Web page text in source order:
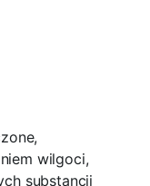
wilgoci,
substancji